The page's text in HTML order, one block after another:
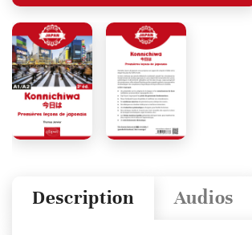
Audios
Description